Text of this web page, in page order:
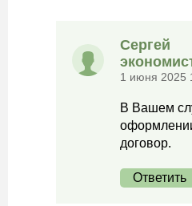
Сергей
1 июня 2025
В Вашем
договор.
Ответить